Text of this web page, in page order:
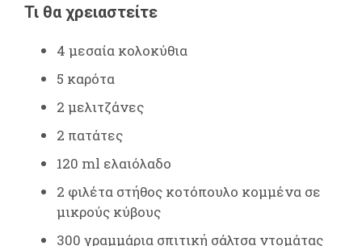
Τι θα χρειαστείτε
4 μεσαία κολοκύθια
5 καρότα
2 μελιτζάνες
2 πατάτες
120 ml ελαιόλαδο
2 φιλέτα στήθος κοτόπουλο κομμένα σε
μικρούς κύβους
300 γραμμάρια σπιτική σάλτσα ντομάτας